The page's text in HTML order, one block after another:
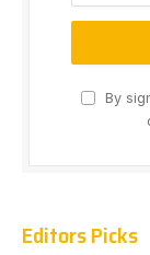
By
Editors Picks